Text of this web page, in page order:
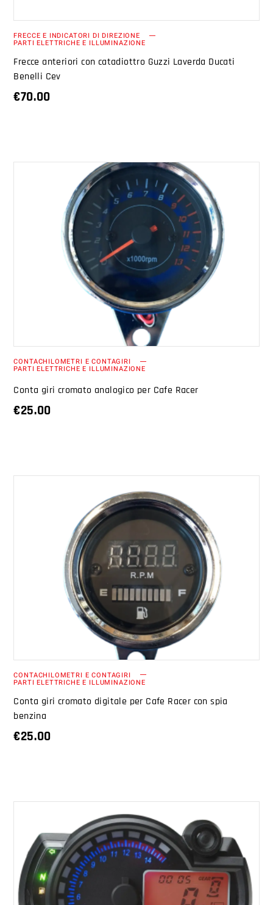
FRECCE E INDICATORI DI DIREZIONE
PARTI ELETTRICHE E ILLUMINAZIONE
Frecce anteriori con catadiottro Guzzi Laverda Ducati
Benelli Cev
€70.00
AGGIUNGI AL CARRELLO
CONTACHILOMETRI E CONTAGIRI
PARTI ELETTRICHE E ILLUMINAZIONE
Conta giri cromato analogico per Cafe Racer
€25.00
AGGIUNGI AL CARRELLO
CONTACHILOMETRI E CONTAGIRI
PARTI ELETTRICHE E ILLUMINAZIONE
Conta giri cromato digitale per Cafe Racer con spia
benzina
€25.00
AGGIUNGI AL CARRELLO